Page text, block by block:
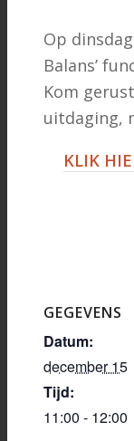
Op
Balans’
Kom
uitdaging,
KLIK
GEGEVENS
Datum:
december 15
Tijd:
11:00 - 12:00